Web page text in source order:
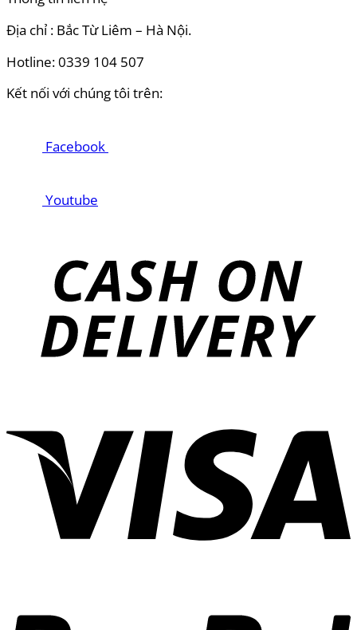
Địa chỉ : Bắc Từ Liêm – Hà Nội.
Hotline: 0339 104 507
Kết nối với chúng tôi trên:
Facebook
Youtube